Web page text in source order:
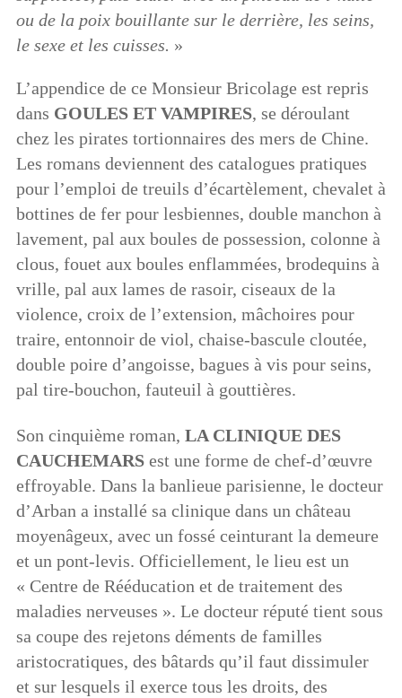
ou de la poix bouillante sur le derrière, les seins,
le sexe et les cuisses. »
L’appendice de ce Monsieur Bricolage est repris
dans GOULES ET VAMPIRES, se déroulant
chez les pirates tortionnaires des mers de Chine.
Les romans deviennent des catalogues pratiques
pour l’emploi de treuils d’écartèlement, chevalet à
bottines de fer pour lesbiennes, double manchon à
lavement, pal aux boules de possession, colonne à
clous, fouet aux boules enflammées, brodequins à
vrille, pal aux lames de rasoir, ciseaux de la
violence, croix de l’extension, mâchoires pour
traire, entonnoir de viol, chaise-bascule cloutée,
double poire d’angoisse, bagues à vis pour seins,
pal tire-bouchon, fauteuil à gouttières.
Son cinquième roman, LA CLINIQUE DES
CAUCHEMARSest une forme de chef-d’œuvre
effroyable. Dans la banlieue parisienne, le docteur
d’Arban a installé sa clinique dans un château
moyenâgeux, avec un fossé ceinturant la demeure
et un pont-levis. Officiellement, le lieu est un
« Centre de Rééducation et de traitement des
maladies nerveuses ». Le docteur réputé tient sous
sa coupe des rejetons déments de familles
aristocratiques, des bâtards qu’il faut dissimuler
et sur lesquels il exerce tous les droits, des